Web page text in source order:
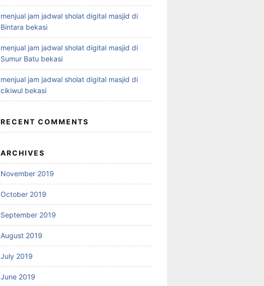
menjual jam jadwal sholat digital masjid di
Bintara bekasi
menjual jam jadwal sholat digital masjid di
Sumur Batu bekasi
menjual jam jadwal sholat digital masjid di
cikiwul bekasi
RECENT COMMENTS
ARCHIVES
November 2019
October 2019
September 2019
August 2019
July 2019
June 2019